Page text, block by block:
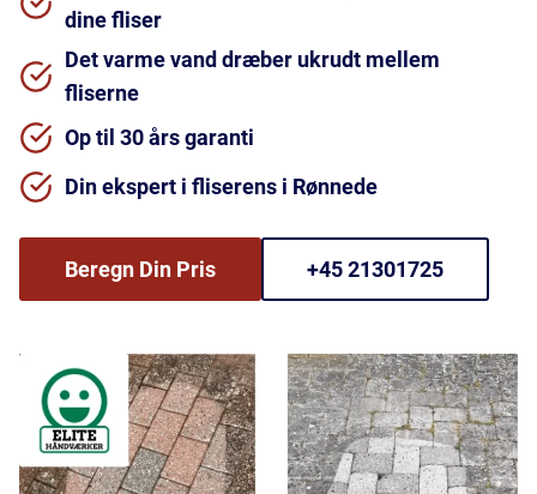
dine fliser
Det varme vand dræber ukrudt mellem
fliserne
Op til 30 års garanti
Din ekspert i fliserens i Rønnede
Beregn Din Pris +45 21301725